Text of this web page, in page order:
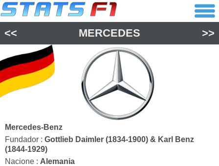
<< MERCEDES >>
Mercedes-Benz
Fundador : Gottlieb Daimler (1834-1900) & Karl Benz
(1844-1929)
Nacione : Alemania